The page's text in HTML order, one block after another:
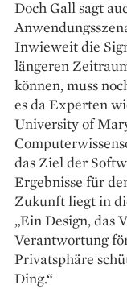
Doch Gall sagt
Inwieweit die
längeren
können, muss
es da Experten
University of
das Ziel der
Ergebnisse für
Zukunft liegt in
„Ein Design, das
Verantwortung
Privatsphäre
Ding.“